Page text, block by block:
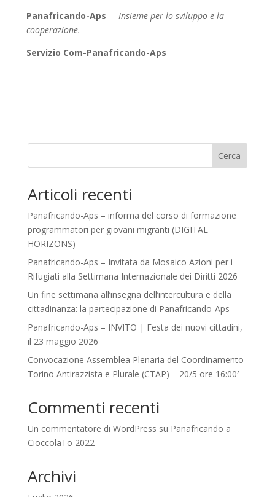
Panafricando-Aps – Insieme per lo sviluppo e la
cooperazione.
Servizio Com-Panafricando-Aps
Cerca
Articoli recenti
Panafricando-Aps – informa del corso di formazione
programmatori per giovani migranti (DIGITAL
HORIZONS)
Panafricando-Aps – Invitata da Mosaico Azioni per i
Rifugiati alla Settimana Internazionale dei Diritti 2026
Un fine settimana all’insegna dell’intercultura e della
cittadinanza: la partecipazione di Panafricando-Aps
Panafricando-Aps – INVITO | Festa dei nuovi cittadini,
il 23 maggio 2026
Convocazione Assemblea Plenaria del Coordinamento
Torino Antirazzista e Plurale (CTAP) – 20/5 ore 16:00′
Commenti recenti
Un commentatore di WordPress su Panafricando a
CioccolaTo 2022
Archivi